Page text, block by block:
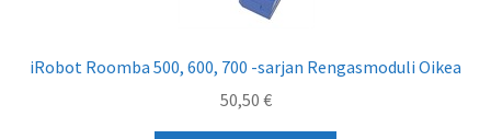
iRobot Roomba 500, 600, 700 -sarjan Rengasmoduli Oikea
50,50 €